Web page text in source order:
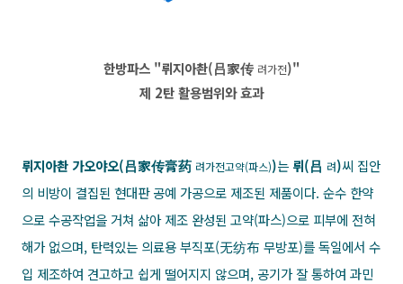
한방파스 "뤼지아촨(吕家传 려가전)"
제 2탄 활용범위와 효과
뤼지아촨 가오야오(吕家传膏药 려가전고약(파스))는 뤼(吕 려)씨 집안
의 비방이 결집된 현대판 공예 가공으로 제조된 제품이다. 순수 한약
으로 수공작업을 거쳐 삶아 제조 완성된 고약(파스)으로 피부에 전혀
해가 없으며, 탄력있는 의료용 부직포(无纺布 무방포)를 독일에서 수
입 제조하여 견고하고 쉽게 떨어지지 않으며, 공기가 잘 통하여 과민